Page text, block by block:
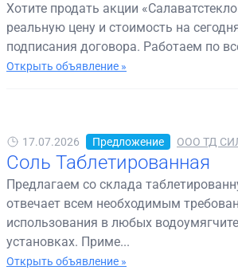
Хотите продать акции
реальную цену и стоимость на
подписания договора. Работаем по
Открыть объявление »
17.07.2026 Предложение ООО ТД
Соль Таблетированная
Предлагаем со склада
отвечает всем необходимым
использования в любых
установках. Приме...
Открыть объявление »